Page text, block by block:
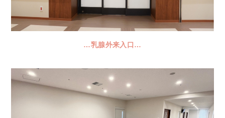
…乳腺外来入口…